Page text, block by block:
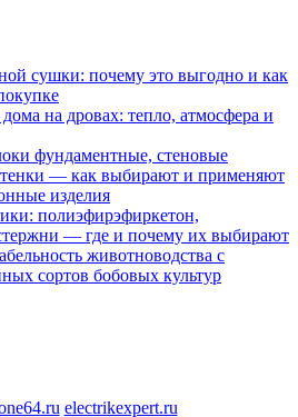
сушки: почему это выгодно и как
на дровах: тепло, атмосфера и
фундаментные, стеновые
— как выбирают и применяют
изделия
полиэфирэфиркетон,
— где и почему их выбирают
животноводства с
сортов бобовых культур
electrikexpert.ru